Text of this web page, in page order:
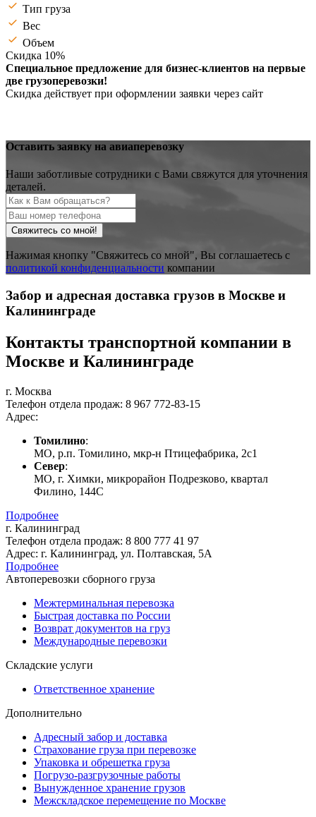
Тип груза
Вес
Объем
Скидка 10%
Специальное предложение для бизнес-клиентов на первые
две грузоперевозки!
Скидка действует при оформлении заявки через сайт
Оставить заявку на авиаперевозку
Наши заботливые сотрудники с Вами свяжутся для уточнения
деталей.
Свяжитесь со мной!
Нажимая кнопку "Свяжитесь со мной", Вы соглашаетесь с
политикой конфиденциальности компании
Забор и адресная доставка грузов в Москве и
Калининграде
Контакты транспортной компании в
Москве и Калининграде
г. Москва
Телефон отдела продаж: 8 967 772-83-15
Адрес:
Томилино:
МО, р.п. Томилино, мкр-н Птицефабрика, 2с1
Север:
МО, г. Химки, микрорайон Подрезково, квартал
Филино, 144C
Подробнее
г. Калининград
Телефон отдела продаж: 8 800 777 41 97
Адрес: г. Калининград, ул. Полтавская, 5А
Подробнее
Автоперевозки сборного груза
Межтерминальная перевозка
Быстрая доставка по России
Возврат документов на груз
Международные перевозки
Складские услуги
Ответственное хранение
Дополнительно
Адресный забор и доставка
Страхование груза при перевозке
Упаковка и обрешетка груза
Погрузо-разгрузочные работы
Вынужденное хранение грузов
Межскладское перемещение по Москве